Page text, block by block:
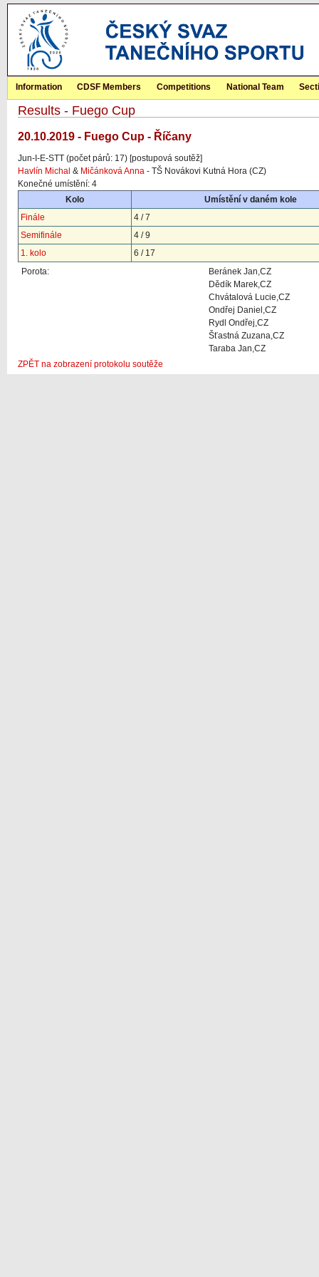
Information CDSF Members Competitions National Team
Results - Fuego Cup
20.10.2019 - Fuego Cup - Říčany
Jun-I-E-STT (počet párů: 17) [postupová soutěž]
Havlín Michal & Mičánková Anna - TŠ Novákovi Kutná Hora (CZ)
Konečné umístění: 4
Kolo
Umístění v daném kole
Finále
4 / 7
Semifinále
4 / 9
1. kolo
6 / 17
Porota:
Beránek Jan,CZ
Dědík Marek,CZ
Chvátalová Lucie,CZ
Ondřej Daniel,CZ
Rydl Ondřej,CZ
Šťastná Zuzana,CZ
Taraba Jan,CZ
ZPĚT na zobrazení protokolu soutěže